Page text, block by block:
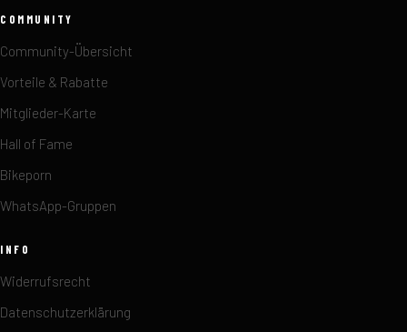
COMMUNITY
Community-Übersicht
Vorteile & Rabatte
Mitglieder-Karte
Hall of Fame
Bikeporn
WhatsApp-Gruppen
INFO
Widerrufsrecht
Datenschutzerklärung